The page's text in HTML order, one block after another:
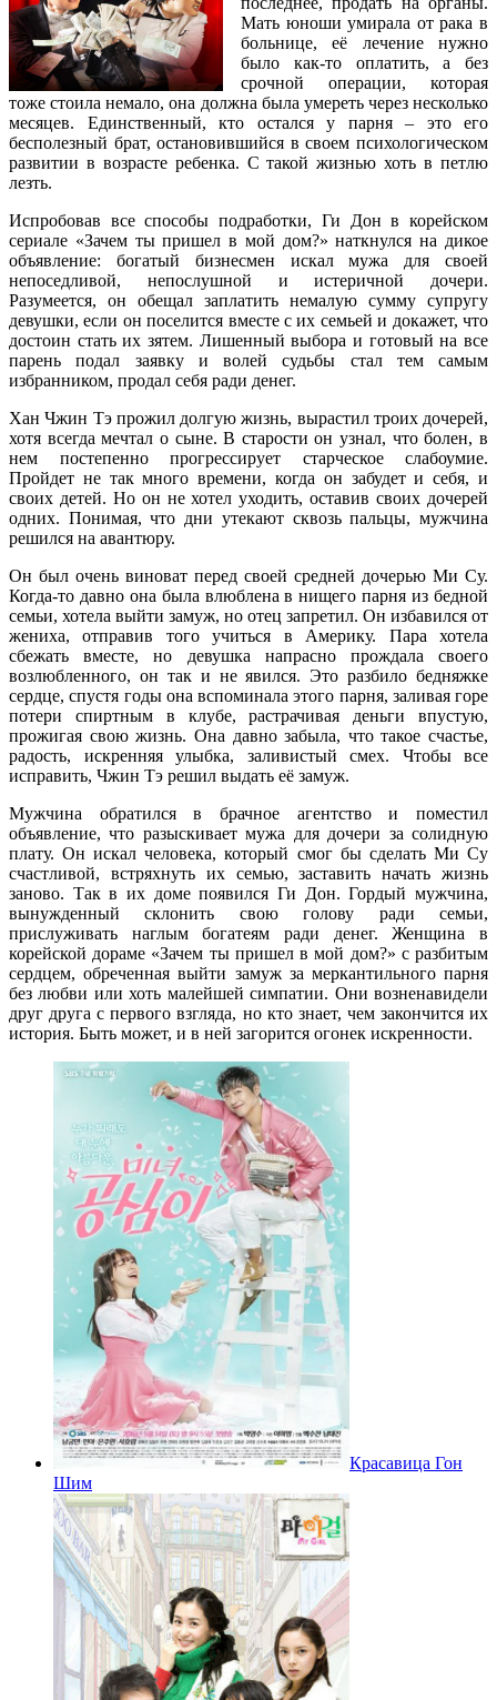
Мать юноши умирала от рака в
больнице, её лечение нужно
было как-то оплатить, а без
срочной операции, которая
тоже стоила немало, она должна была умереть через несколько
месяцев. Единственный, кто остался у парня – это его
бесполезный брат, остановившийся в своем психологическом
развитии в возрасте ребенка. С такой жизнью хоть в петлю
лезть.
Испробовав все способы подработки, Ги Дон в корейском
сериале «Зачем ты пришел в мой дом?» наткнулся на дикое
объявление: богатый бизнесмен искал мужа для своей
непоседливой, непослушной и истеричной дочери.
Разумеется, он обещал заплатить немалую сумму супругу
девушки, если он поселится вместе с их семьей и докажет, что
достоин стать их зятем. Лишенный выбора и готовый на все
парень подал заявку и волей судьбы стал тем самым
избранником, продал себя ради денег.
Хан Чжин Тэ прожил долгую жизнь, вырастил троих дочерей,
хотя всегда мечтал о сыне. В старости он узнал, что болен, в
нем постепенно прогрессирует старческое слабоумие.
Пройдет не так много времени, когда он забудет и себя, и
своих детей. Но он не хотел уходить, оставив своих дочерей
одних. Понимая, что дни утекают сквозь пальцы, мужчина
решился на авантюру.
Он был очень виноват перед своей средней дочерью Ми Су.
Когда-то давно она была влюблена в нищего парня из бедной
семьи, хотела выйти замуж, но отец запретил. Он избавился от
жениха, отправив того учиться в Америку. Пара хотела
сбежать вместе, но девушка напрасно прождала своего
возлюбленного, он так и не явился. Это разбило бедняжке
сердце, спустя годы она вспоминала этого парня, заливая горе
потери спиртным в клубе, растрачивая деньги впустую,
прожигая свою жизнь. Она давно забыла, что такое счастье,
радость, искренняя улыбка, заливистый смех. Чтобы все
исправить, Чжин Тэ решил выдать её замуж.
Мужчина обратился в брачное агентство и поместил
объявление, что разыскивает мужа для дочери за солидную
плату. Он искал человека, который смог бы сделать Ми Су
счастливой, встряхнуть их семью, заставить начать жизнь
заново. Так в их доме появился Ги Дон. Гордый мужчина,
вынужденный склонить свою голову ради семьи,
прислуживать наглым богатеям ради денег. Женщина в
корейской дораме «Зачем ты пришел в мой дом?» с разбитым
сердцем, обреченная выйти замуж за меркантильного парня
без любви или хоть малейшей симпатии. Они возненавидели
друг друга с первого взгляда, но кто знает, чем закончится их
история. Быть может, и в ней загорится огонек искренности.
Красавица Гон
Шим